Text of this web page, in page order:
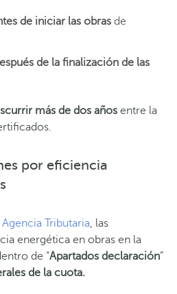
de iniciar las obras de
de la finalización de las
más de dos años entre la
por eficiencia
Agencia Tributaria, las
energética en obras en la
de “Apartados declaración”
de la cuota.